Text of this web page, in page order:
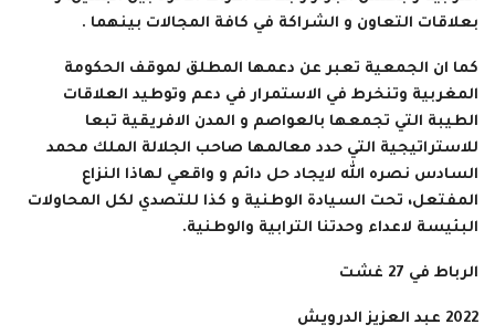
بعلاقات التعاون و الشراكة في كافة المجالات بينهما .
كما ان الجمعية تعبر عن دعمها المطلق لموقف الحكومة
المغربية وتنخرط في الاستمرار في دعم وتوطيد العلاقات
الطيبة التي تجمعها بالعواصم و المدن الافريقية تبعا
للاستراتيجية التي حدد معالمها صاحب الجلالة الملك محمد
السادس نصره الله لايجاد حل دائم و واقعي لهاذا النزاع
المفتعل، تحت السيادة الوطنية و كذا للتصدي لكل المحاولات
البئيسة لاعداء وحدتنا الترابية والوطنية.
الرباط في 27 غشت
2022 عبد العزيز الدرويش